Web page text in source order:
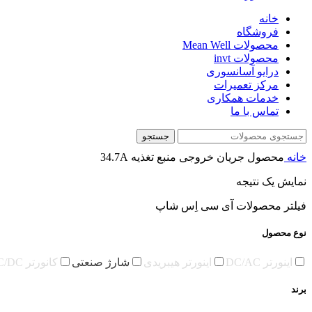
خانه
فروشگاه
محصولات Mean Well
محصولات invt
درایو آسانسوری
مرکز تعمیرات
خدمات همکاری
تماس با ما
جستجو
خانه محصول جریان خروجی منبع تغذیه 34.7A
نمایش یک نتیجه
فیلتر محصولات آی سی اِس شاپ
نوع محصول
اینورتر DC/AC اینورتر هیبریدی شارژ صنعتی کانورتر DC/DC
برند